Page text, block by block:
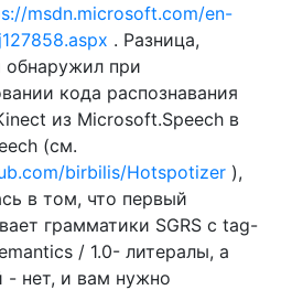
msdn.microsoft.com/en-
. Разница,
обнаружил при
кода распознавания
из Microsoft.Speech в
(см.
birbilis/Hotspotizer ),
в том, что первый
грамматики SGRS с tag-
/ 1.0- литералы, а
- нет, и вам нужно